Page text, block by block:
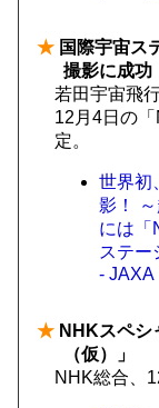
★ 国際宇宙ス
撮影に成功
若田宇宙飛
12月4日の
定。
世界初
影！
には「
ステー
- JAXA
★ NHKスペシ
（仮）」
NHK総合、